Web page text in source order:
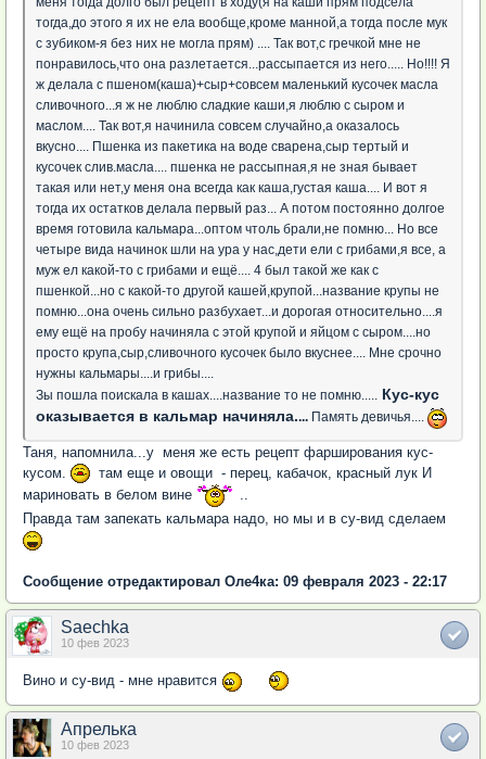
тогда,до этого я их не ела вообще,кроме манной,а тогда после мук
с зубиком-я без них не могла прям) .... Так вот,с гречкой мне не
понравилось,что она разлетается...рассыпается из него..... Но!!!! Я
ж делала с пшеном(каша)+сыр+совсем маленький кусочек масла
сливочного...я ж не люблю сладкие каши,я люблю с сыром и
маслом.... Так вот,я начинила совсем случайно,а оказалось
вкусно.... Пшенка из пакетика на воде сварена,сыр тертый и
кусочек слив.масла.... пшенка не рассыпная,я не зная бывает
такая или нет,у меня она всегда как каша,густая каша.... И вот я
тогда их остатков делала первый раз... А потом постоянно долгое
время готовила кальмара...оптом чтоль брали,не помню... Но все
четыре вида начинок шли на ура у нас,дети ели с грибами,я все, а
муж ел какой-то с грибами и ещё.... 4 был такой же как с
пшенкой...но с какой-то другой кашей,крупой...название крупы не
помню...она очень сильно разбухает...и дорогая относительно....я
ему ещё на пробу начиняла с этой крупой и яйцом с сыром....но
просто крупа,сыр,сливочного кусочек было вкуснее.... Мне срочно
нужны кальмары....и грибы....
Зы пошла поискала в кашах....название то не помню..... Кус-кус
оказывается в кальмар начиняла.... Память девичья....
Таня, напомнила...у меня же есть рецепт фарширования кус-
кусом.
там еще и овощи - перец, кабачок, красный лук И
мариновать в белом вине
..
Правда там запекать кальмара надо, но мы и в су-вид сделаем
Сообщение отредактировал Оле4ка: 09 февраля 2023 - 22:17
Saechka
10 фев 2023
Вино и су-вид - мне нравится
Апрелька
10 фев 2023